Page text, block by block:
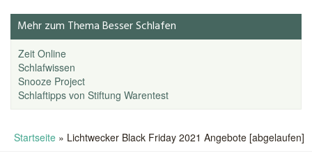
Mehr zum Thema Besser Schlafen
Zeit Online
Schlafwissen
Snooze Project
Schlaftipps von Stiftung Warentest
Startseite» Lichtwecker Black Friday 2021 Angebote [abgelaufen]